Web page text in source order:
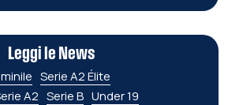
Leggi le News
Serie A2 Élite
A2 Serie B Under 19